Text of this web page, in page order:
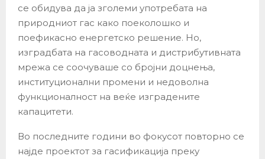
се обидува да ја зголеми употребата на
природниот гас како поеколошко и
поефикасно енергетско решение. Но,
изградбата на гасоводната и дистрибутивната
мрежа се соочуваше со бројни доцнења,
институционални промени и недоволна
функционалност на веќе изградените
капацитети.
Во последните години во фокусот повторно се
најде проектот за гасификација преку